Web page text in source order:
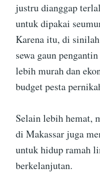
justru dianggap
untuk dipakai
Karena itu, di
sewa gaun
lebih murah dan
budget pesta
Selain lebih hemat,
di Makassar juga
untuk hidup ramah
berkelanjutan.